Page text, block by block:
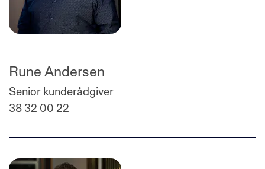
Rune Andersen
Senior kunderådgiver
38 32 00 22